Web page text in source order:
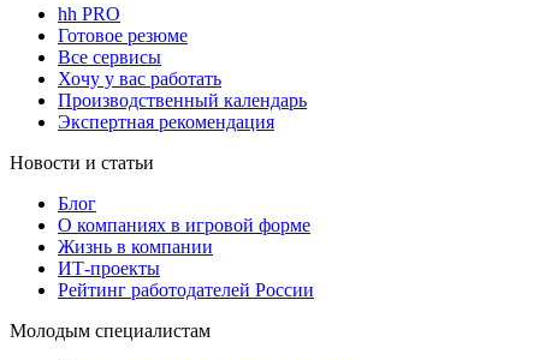
hh PRO
Готовое резюме
Все сервисы
Хочу у вас работать
Производственный календарь
Экспертная рекомендация
Новости и статьи
Блог
О компаниях в игровой форме
Жизнь в компании
ИТ-проекты
Рейтинг работодателей России
Молодым специалистам